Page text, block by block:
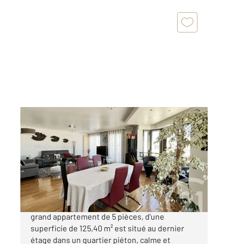
125,40 m2 , 5 pièces
Ref : 23136
Appartement F5 à vendre
949 000 €
COURBEVOIE Quartier Pierre Lhomme Ce
grand appartement de 5 pièces, d'une
superficie de 125,40 m² est situé au dernier
étage dans un quartier piéton, calme et